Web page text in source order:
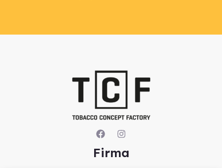
Firma